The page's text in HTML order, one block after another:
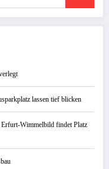
lassen tief blicken
Erfurt-Wimmelbild findet Platz